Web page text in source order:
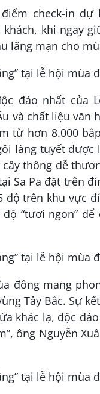
check-in
khi ngay
lãng mạn cho
đáo nhất của
và chất liệu
từ hơn 8.000
làng tuyết
thông dễ
Sa Pa đặt trên
trên khu vực
“tươi ngon”
đông mang
Tây Bắc. Sự
khác lạ, độc
ông Nguyễn